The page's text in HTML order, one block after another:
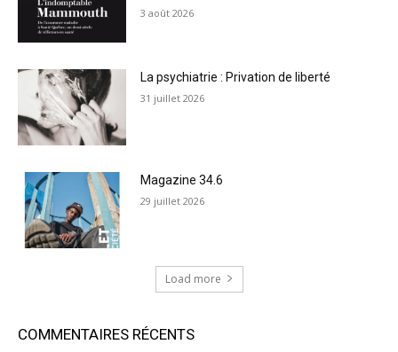
3 août 2026
La psychiatrie : Privation de liberté
31 juillet 2026
Magazine 34.6
29 juillet 2026
Load more
COMMENTAIRES RÉCENTS